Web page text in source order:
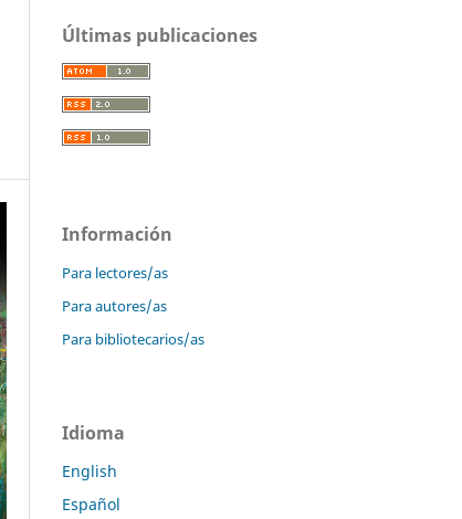
Últimas publicaciones
Información
Para lectores/as
Para autores/as
Para bibliotecarios/as
Idioma
English
Español